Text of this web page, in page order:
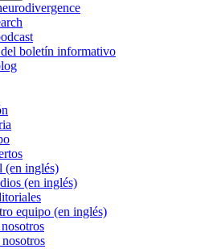
boletín informativo
(en inglés)
(en inglés)
equipo (en inglés)